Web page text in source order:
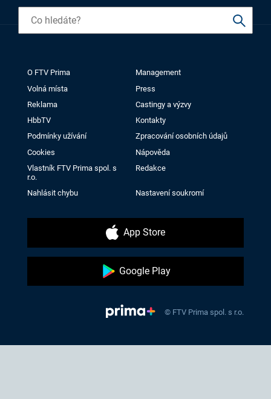
O FTV Prima
Management
Volná místa
Press
Reklama
Castingy a výzvy
HbbTV
Kontakty
Podmínky užívání
Zpracování osobních údajů
Cookies
Nápověda
Vlastník FTV Prima spol. s
r.o.
Redakce
Nahlásit chybu Nastavení soukromí
App Store
Google Play
© FTV Prima spol. s r.o.